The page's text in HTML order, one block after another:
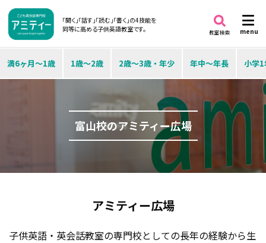
「聞く」「話す」「読む」「書く」の4技能を
同等に高める子供英語教室です。
menu
教室検索
満6ヶ月～1歳 1歳～2歳 2歳～3歳・年少 年中～年長 小学
富山校のアミティー広場
アミティー広場
子供英語・英会話教室の専門校としての長年の経験から生